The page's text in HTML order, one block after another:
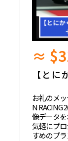
≈
【と
お礼のメ
N RACING
像データを
気軽にプ
すめのプラ